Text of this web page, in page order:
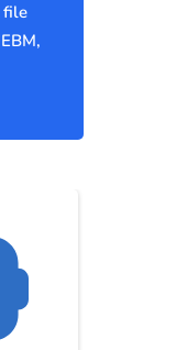
file